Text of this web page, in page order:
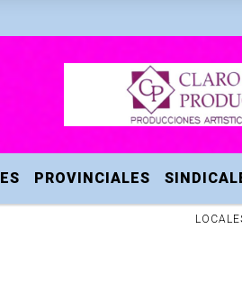
PROVINCIALES